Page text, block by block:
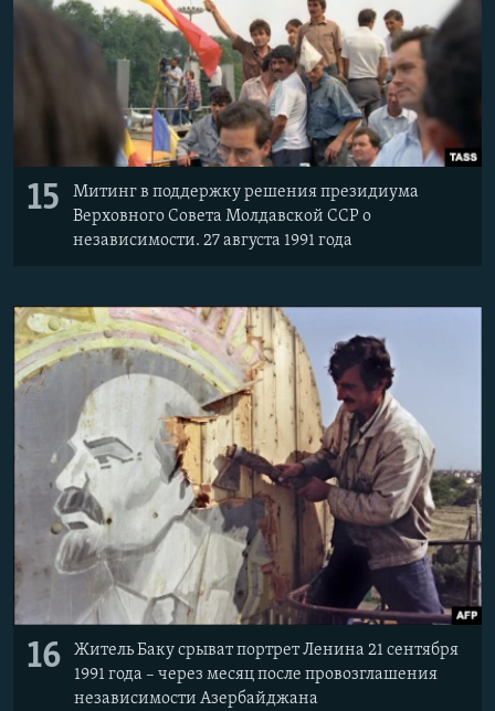
15
Митинг в поддержку решения президиума
Верховного Совета Молдавской ССР о
независимости. 27 августа 1991 года
16
Житель Баку срыват портрет Ленина 21 сентября
1991 года – через месяц после провозглашения
независимости Азербайджана